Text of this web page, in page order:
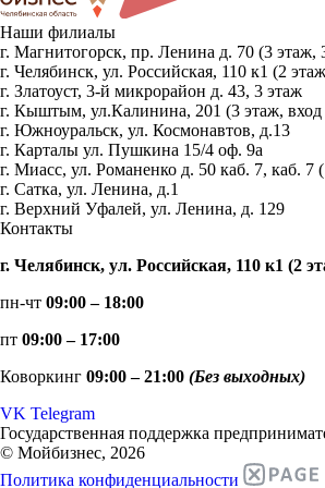
Наши филиалы
г. Магнитогорск, пр. Ленина д. 70 (3 этаж,
г. Челябинск, ул. Российская, 110 к1 (2
г. Златоуст, 3-й микрорайон д. 43, 3 этаж
г. Кыштым, ул.Калинина, 201 (3 этаж, вход
г. Южноуральск, ул. Космонавтов, д.13
г. Карталы ул. Пушкина 15/4 оф. 9а
г. Миасс, ул. Романенко д. 50 каб. 7, каб.
г. Сатка, ул. Ленина, д.1
г. Верхний Уфалей, ул. Ленина, д. 129
Контакты
г. Челябинск, ул. Российская, 110 к1 (2
пн-чт 09:00 – 18:00
пт 09:00 – 17:00
Коворкинг 09:00 – 21:00 (Без выходных)
VK Telegram
Государственная поддержка
© Мойбизнес, 2026
Политика конфиденциальности